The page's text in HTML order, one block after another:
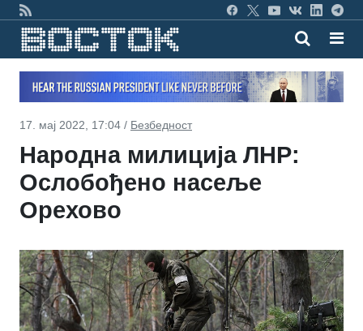
17. мај 2022, 17:04 / Безбедност
Народна милиција ЛНР:
Ослобођено насеље
Орехово